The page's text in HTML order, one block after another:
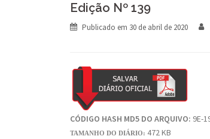
Edição Nº 139
Publicado em 30 de abril de 2020
CÓDIGO HASH MD5 DO ARQUIVO: 9E-
TAMANHO DO DIÁRIO: 472 KB